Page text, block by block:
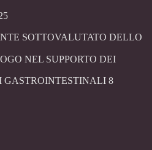
SOTTOVALUTATO DELLO
NEL SUPPORTO DEI
GASTROINTESTINALI 8